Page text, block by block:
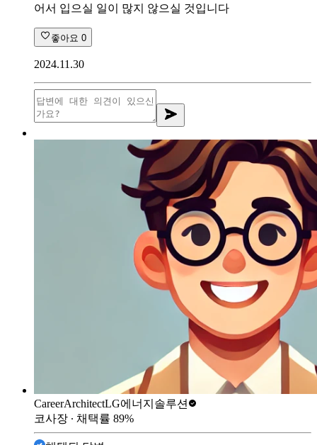
어서 입으실 일이 많지 않으실 것입니다
좋아요 0
2024.11.30
CareerArchitectLG에너지솔루션
코사장 ∙ 채택률 89%